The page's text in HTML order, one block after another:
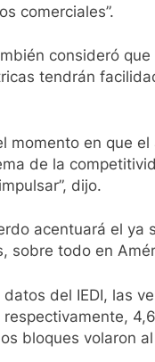
comerciales”.
consideró
tendrán
momento en que
de la
dijo.
acentuará el
sobre todo en
datos del IEDI, las
respectivamente,
bloques volaron